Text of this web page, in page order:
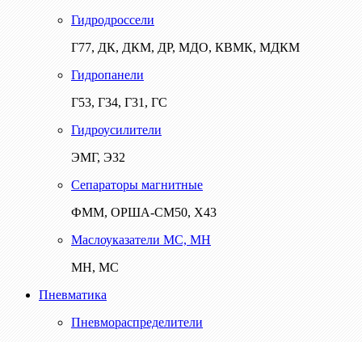
Гидродроссели
Г77, ДК, ДКМ, ДР, МДО, КВМК, МДКМ
Гидропанели
Г53, Г34, Г31, ГС
Гидроусилители
ЭМГ, Э32
Сепараторы магнитные
ФММ, ОРША-СМ50, Х43
Маслоуказатели МС, МН
МН, МС
Пневматика
Пневмораспределители